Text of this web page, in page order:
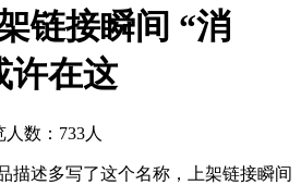
链接瞬间 “消
许在这
数：733人
描述多写了这个名称，上架链接瞬间